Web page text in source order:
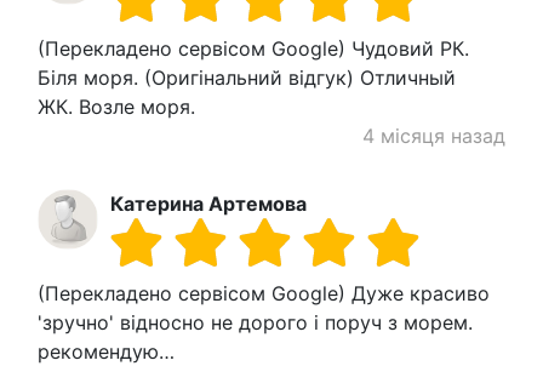
(Перекладено сервісом Google) Чудовий РК.
Біля моря. (Оригінальний відгук) Отличный
ЖК. Возле моря.
4 місяця назад
Катерина Артемова
(Перекладено сервісом Google) Дуже красиво
'зручно' відносно не дорого і поруч з морем.
рекомендую…